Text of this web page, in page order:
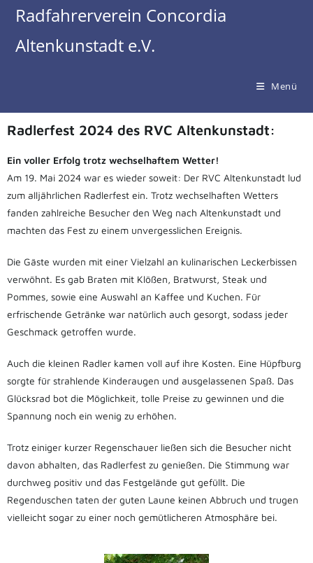
Radfahrerverein Concordia
Altenkunstadt e.V.
Menü
Radlerfest 2024 des RVC Altenkunstadt:
Ein voller Erfolg trotz wechselhaftem Wetter!
Am 19. Mai 2024 war es wieder soweit: Der RVC Altenkunstadt lud
zum alljährlichen Radlerfest ein. Trotz wechselhaften Wetters
fanden zahlreiche Besucher den Weg nach Altenkunstadt und
machten das Fest zu einem unvergesslichen Ereignis.
Die Gäste wurden mit einer Vielzahl an kulinarischen Leckerbissen
verwöhnt. Es gab Braten mit Klößen, Bratwurst, Steak und
Pommes, sowie eine Auswahl an Kaffee und Kuchen. Für
erfrischende Getränke war natürlich auch gesorgt, sodass jeder
Geschmack getroffen wurde.
Auch die kleinen Radler kamen voll auf ihre Kosten. Eine Hüpfburg
sorgte für strahlende Kinderaugen und ausgelassenen Spaß. Das
Glücksrad bot die Möglichkeit, tolle Preise zu gewinnen und die
Spannung noch ein wenig zu erhöhen.
Trotz einiger kurzer Regenschauer ließen sich die Besucher nicht
davon abhalten, das Radlerfest zu genießen. Die Stimmung war
durchweg positiv und das Festgelände gut gefüllt. Die
Regenduschen taten der guten Laune keinen Abbruch und trugen
vielleicht sogar zu einer noch gemütlicheren Atmosphäre bei.